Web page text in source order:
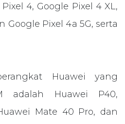
4, Google Pixel 4 XL,
Google Pixel 4a 5G, serta
Huawei yang
adalah Huawei P40,
Mate 40 Pro, dan